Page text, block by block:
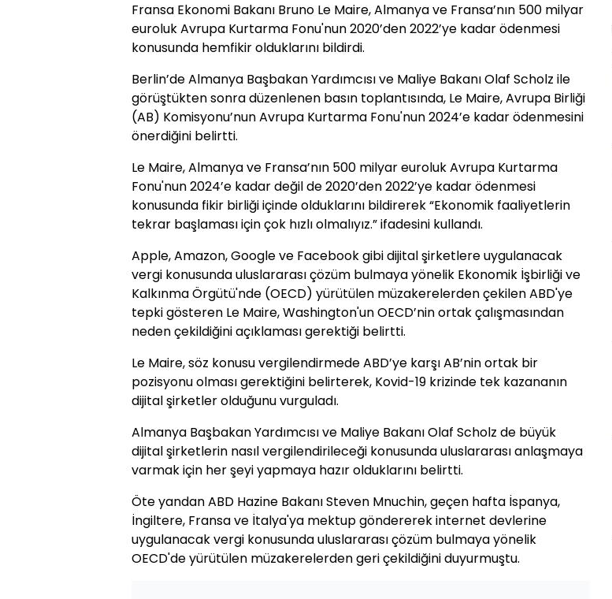
Fransa Ekonomi Bakanı Bruno Le Maire, Almanya ve Fransa’nın 500 milyar
euroluk Avrupa Kurtarma Fonu'nun 2020’den 2022’ye kadar ödenmesi
konusunda hemfikir olduklarını bildirdi.
Berlin’de Almanya Başbakan Yardımcısı ve Maliye Bakanı Olaf Scholz ile
görüştükten sonra düzenlenen basın toplantısında, Le Maire, Avrupa Birliği
(AB) Komisyonu’nun Avrupa Kurtarma Fonu'nun 2024’e kadar ödenmesini
önerdiğini belirtti.
Le Maire, Almanya ve Fransa’nın 500 milyar euroluk Avrupa Kurtarma
Fonu'nun 2024’e kadar değil de 2020’den 2022’ye kadar ödenmesi
konusunda fikir birliği içinde olduklarını bildirerek “Ekonomik faaliyetlerin
tekrar başlaması için çok hızlı olmalıyız.” ifadesini kullandı.
Apple, Amazon, Google ve Facebook gibi dijital şirketlere uygulanacak
vergi konusunda uluslararası çözüm bulmaya yönelik Ekonomik İşbirliği ve
Kalkınma Örgütü'nde (OECD) yürütülen müzakerelerden çekilen ABD'ye
tepki gösteren Le Maire, Washington'un OECD’nin ortak çalışmasından
neden çekildiğini açıklaması gerektiği belirtti.
Le Maire, söz konusu vergilendirmede ABD’ye karşı AB’nin ortak bir
pozisyonu olması gerektiğini belirterek, Kovid-19 krizinde tek kazananın
dijital şirketler olduğunu vurguladı.
Almanya Başbakan Yardımcısı ve Maliye Bakanı Olaf Scholz de büyük
dijital şirketlerin nasıl vergilendirileceği konusunda uluslararası anlaşmaya
varmak için her şeyi yapmaya hazır olduklarını belirtti.
Öte yandan ABD Hazine Bakanı Steven Mnuchin, geçen hafta İspanya,
İngiltere, Fransa ve İtalya'ya mektup göndererek internet devlerine
uygulanacak vergi konusunda uluslararası çözüm bulmaya yönelik
OECD'de yürütülen müzakerelerden geri çekildiğini duyurmuştu.